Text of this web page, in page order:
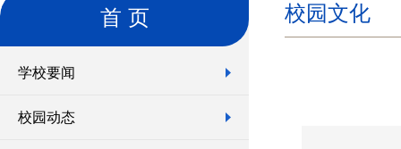
首 页
学校要闻
校园动态
校园文化